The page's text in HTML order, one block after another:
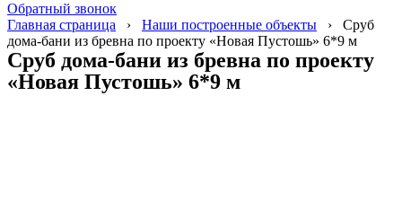
Обратный звонок
Главная страница › Наши построенные объекты › Сруб
дома-бани из бревна по проекту «Новая Пустошь» 6*9 м
Сруб дома-бани из бревна по проекту
«Новая Пустошь» 6*9 м